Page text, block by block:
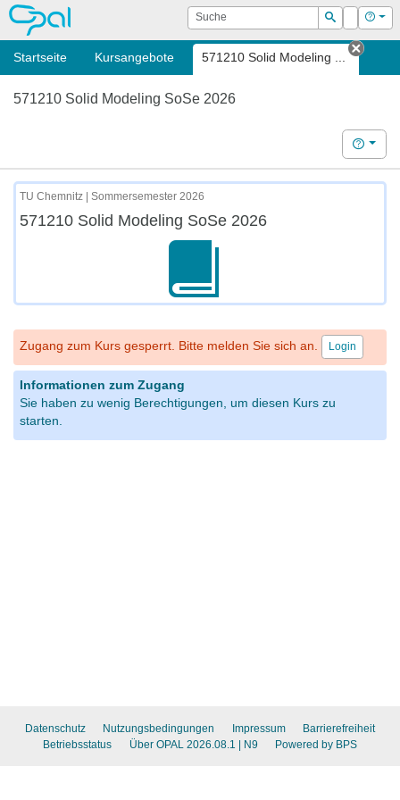
OPAL Suche
Suchen
Login Hilfe
Startseite Kursangebote 571210 Solid Modeling ...
Tab
571210 Solid Modeling SoSe 2026
Hilfe
TU Chemnitz | Sommersemester 2026
571210 Solid Modeling SoSe 2026
Zugang zum Kurs gesperrt. Bitte melden Sie sich an. Login
Informationen zum Zugang
Sie haben zu wenig Berechtigungen, um diesen Kurs zu
starten.
Datenschutz Nutzungsbedingungen Impressum
Barrierefreiheit
Betriebsstatus
Über OPAL 2026.08.1 | N9 Powered by BPS